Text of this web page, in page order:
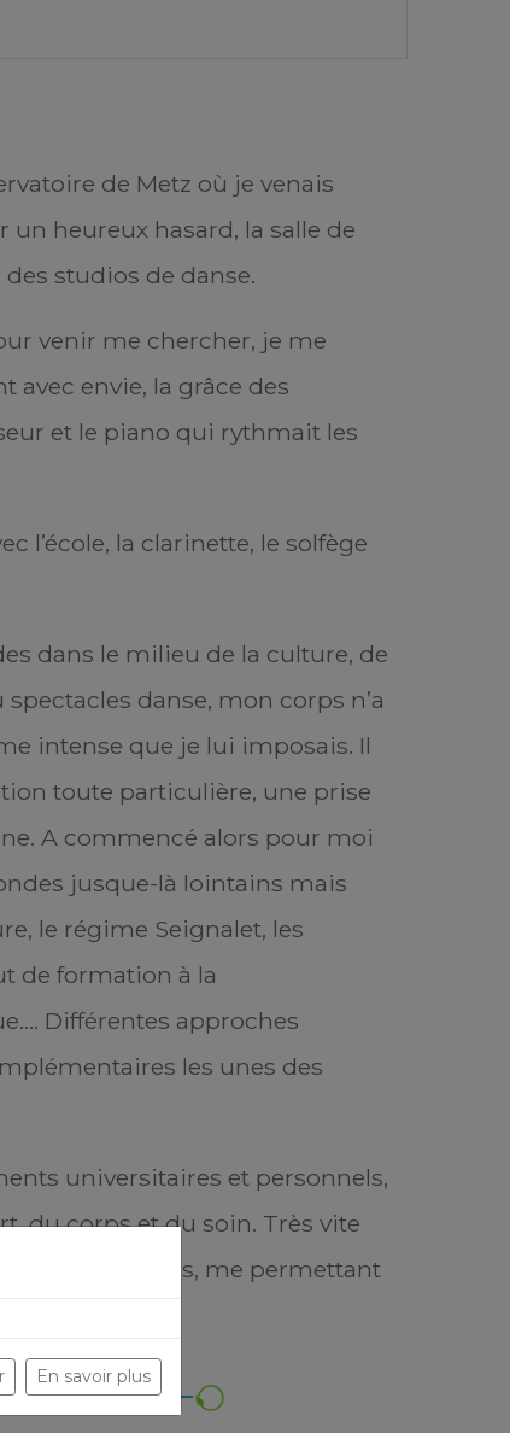
de Metz où je venais
heureux hasard, la salle de
studios de danse.
venir me chercher, je me
avec envie, la grâce des
et le piano qui rythmait les
l’école, la clarinette, le solfège
dans le milieu de la culture, de
danse, mon corps n’a
intense que je lui imposais. Il
toute particulière, une prise
A commencé alors pour moi
jusque-là lointains mais
le régime Seignalet, les
de formation à la
Différentes approches
les unes des
universitaires et personnels,
du corps et du soin. Très vite
interrogations, me permettant
En savoir plus